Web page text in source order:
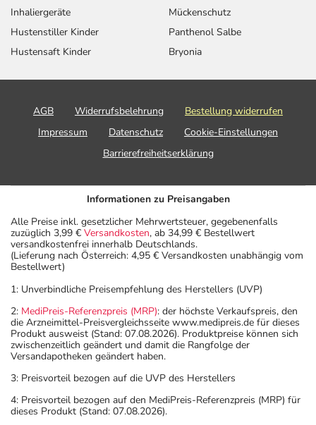
Inhaliergeräte
Hustenstiller Kinder
Hustensaft Kinder
Mückenschutz
Panthenol Salbe
Bryonia
AGB Widerrufsbelehrung
Bestellung widerrufen
Impressum
Datenschutz
Cookie-Einstellungen
Barrierefreiheitserklärung
Informationen zu Preisangaben
Alle Preise inkl. gesetzlicher Mehrwertsteuer, gegebenenfalls
zuzüglich 3,99 € Versandkosten, ab 34,99 € Bestellwert
versandkostenfrei innerhalb Deutschlands.
(Lieferung nach Österreich: 4,95 € Versandkosten unabhängig vom
Bestellwert)
1: Unverbindliche Preisempfehlung des Herstellers (UVP)
2: MediPreis-Referenzpreis (MRP): der höchste Verkaufspreis, den
die Arzneimittel-Preisvergleichsseite www.medipreis.de für dieses
Produkt ausweist (Stand: 07.08.2026). Produktpreise können sich
zwischenzeitlich geändert und damit die Rangfolge der
Versandapotheken geändert haben.
3: Preisvorteil bezogen auf die UVP des Herstellers
4: Preisvorteil bezogen auf den MediPreis-Referenzpreis (MRP) für
dieses Produkt (Stand: 07.08.2026).